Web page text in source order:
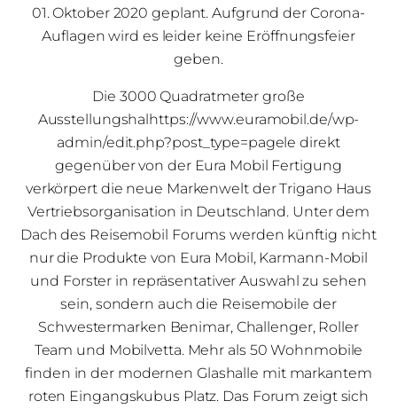
01. Oktober 2020 geplant. Aufgrund der Corona-
Auflagen wird es leider keine Eröffnungsfeier
geben.
Die 3000 Quadratmeter große
Ausstellungshalhttps://www.euramobil.de/wp-
admin/edit.php?post_type=pagele direkt
gegenüber von der Eura Mobil Fertigung
verkörpert die neue Markenwelt der Trigano Haus
Vertriebsorganisation in Deutschland. Unter dem
Dach des Reisemobil Forums werden künftig nicht
nur die Produkte von Eura Mobil, Karmann-Mobil
und Forster in repräsentativer Auswahl zu sehen
sein, sondern auch die Reisemobile der
Schwestermarken Benimar, Challenger, Roller
Team und Mobilvetta. Mehr als 50 Wohnmobile
finden in der modernen Glashalle mit markantem
roten Eingangskubus Platz. Das Forum zeigt sich